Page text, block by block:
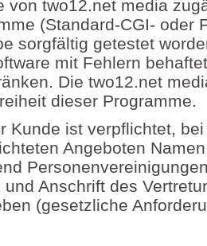
von two12.net media
(Standard-CGI- oder
sorgfältig getestet
mit Fehlern
Die two12.net
dieser Programme.
Kunde ist verpflichtet,
Angeboten
und Anschrift des
(gesetzliche